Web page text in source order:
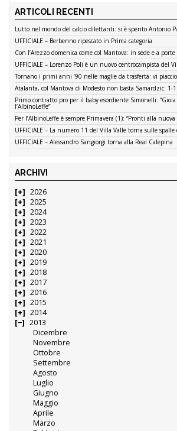
ARTICOLI RECENTI
Lutto nel mondo del calcio dilettanti: si è spento Antonio
UFFICIALE – Berbenno ripescato in Prima categoria
Con l’Arezzo domenica come col Mantova: in sede e a
UFFICIALE – Lorenzo Poli è un nuovo centrocampista del
Tornano i primi anni ’90 nelle maglie da trasferta: vi
Atalanta, col Mantova di Modesto non basta Samardzic: 1-1
Primo contratto pro per il baby esordiente Simonelli:
l’AlbinoLeffe”
Per l’AlbinoLeffe è sempre Primavera (1): “Pronti alla
UFFICIALE – La numero 11 del Villa Valle torna sulle
UFFICIALE – Alessandro Sangiorgi torna alla Real Calepina
ARCHIVI
2026
2025
2024
2023
2022
2021
2020
2019
2018
2017
2016
2015
2014
2013
Dicembre
Novembre
Ottobre
Settembre
Agosto
Luglio
Giugno
Maggio
Aprile
Marzo